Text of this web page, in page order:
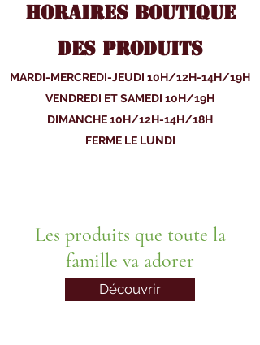
HORAIRES BOUTIQUE
des produits
MARDI-MERCREDI-JEUDI 10H/12H-14H/19H
VENDREDI ET SAMEDI 10H/19H
DIMANCHE 10H/12H-14H/18H
FERME LE LUNDI
Les produits que toute la
famille va adorer
Découvrir